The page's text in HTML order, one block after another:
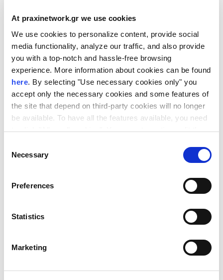
At praxinetwork.gr we use cookies
We use cookies to personalize content, provide social
media functionality, analyze our traffic, and also provide
you with a top-notch and hassle-free browsing
experience. More information about cookies can be found
here. By selecting "Use necessary cookies only" you
accept only the necessary cookies and some features of
the site that depend on third-party cookies will no longer
be available. To have all the features available, you need
to click "Allow all cookies". You can at any time edit the
our site under "Manage cookies".
Selection
Necessary
Preferences
Statistics
Marketing
Στόχος της ημερίδας είναι η ενημέρωση
της ερευνητικής κοινότητας και η
συζήτηση με στελέχη του European
Research Council Executive Agency (ERCEA)
και του European Research Executive
Agency (REA), τους Εθνικούς
Εκπροσώπους και τα Εθνικά Σημεία
Επαφής του προγράμματος, καθώς και με
Η εκδήλωση θα πραγματοποιηθεί
μέσω sli.do